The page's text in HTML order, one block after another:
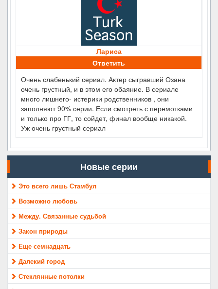
Лариса
Ответить
Очень слабенький сериал. Актер сыгравший Озана
очень грустный, и в этом его обаяние. В сериале
много лишнего- истерики родственников , они
заполняют 90% серии. Если смотреть с перемотками
и только про ГГ, то сойдет, финал вообще никакой.
Уж очень грустный сериал
Новые серии
Это всего лишь Стамбул
Возможно любовь
Между. Связанные судьбой
Закон природы
Еще семнадцать
Далекий город
Стеклянные потолки